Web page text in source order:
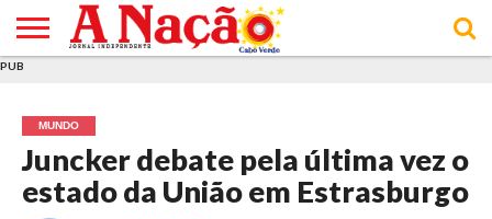
E DE
COOKIES
DE
UTILIZAÇÃO
PUB
MUNDO
Juncker debate pela última vez o
estado da União em Estrasburgo